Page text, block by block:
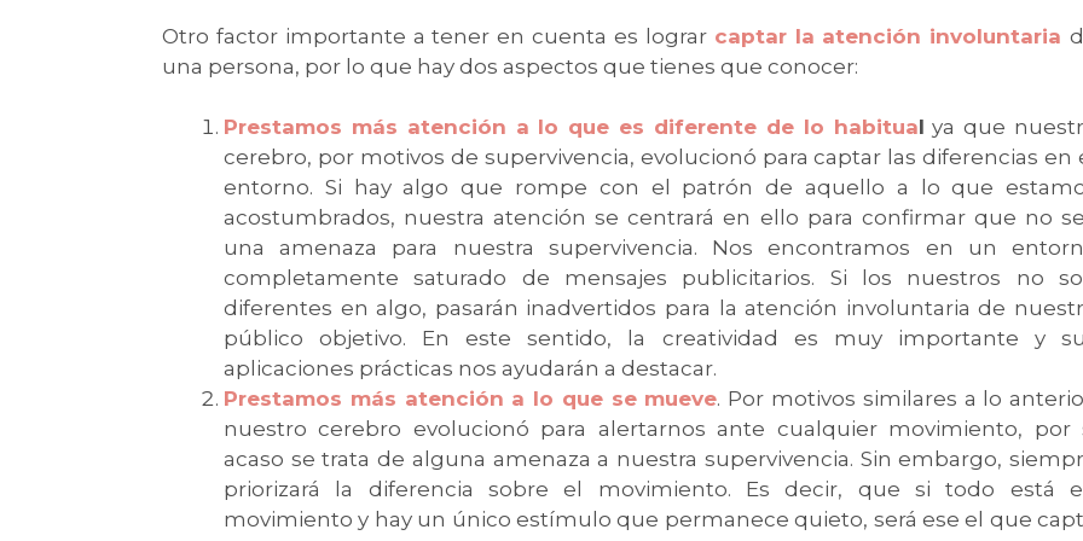
Otro factor importante a tener en cuenta es lograr captar la atención involuntaria
una persona, por lo que hay dos aspectos que tienes que conocer:
Prestamos más atención a lo que es diferente de lo habitual ya que
cerebro, por motivos de supervivencia, evolucionó para captar las diferencias en
entorno. Si hay algo que rompe con el patrón de aquello a lo que
acostumbrados, nuestra atención se centrará en ello para confirmar que no
una amenaza para nuestra supervivencia. Nos encontramos en un
completamente saturado de mensajes publicitarios. Si los nuestros no
diferentes en algo, pasarán inadvertidos para la atención involuntaria de
público objetivo. En este sentido, la creatividad es muy importante y
aplicaciones prácticas nos ayudarán a destacar.
Prestamos más atención a lo que se mueve. Por motivos similares a lo
nuestro cerebro evolucionó para alertarnos ante cualquier movimiento, por
acaso se trata de alguna amenaza a nuestra supervivencia. Sin embargo,
priorizará la diferencia sobre el movimiento. Es decir, que si todo está
movimiento y hay un único estímulo que permanece quieto, será ese el que